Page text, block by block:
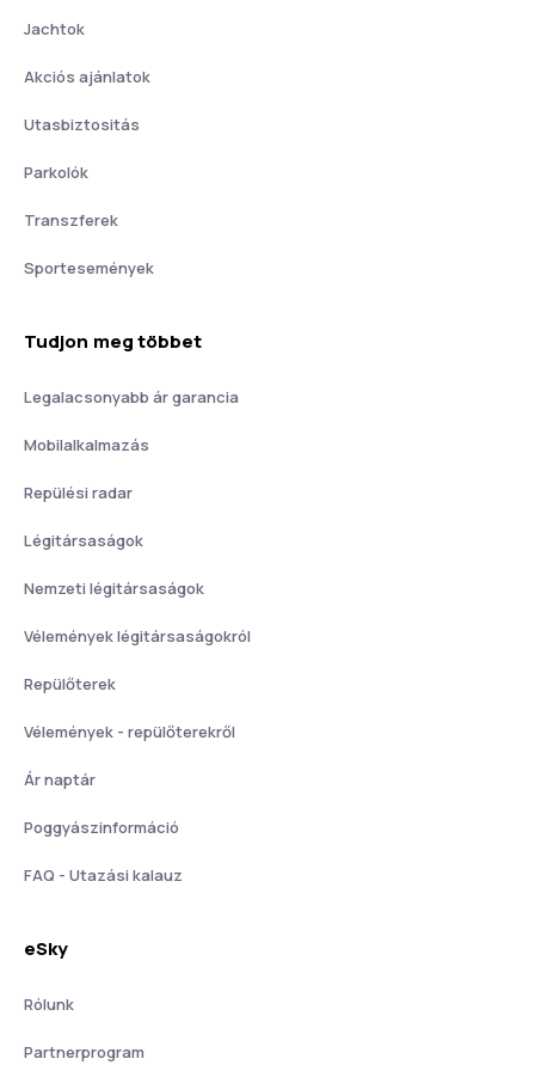
Jachtok
Akciós ajánlatok
Utasbiztositás
Parkolók
Transzferek
Sportesemények
Tudjon meg többet
Legalacsonyabb ár garancia
Mobilalkalmazás
Repülési radar
Légitársaságok
Nemzeti légitársaságok
Vélemények légitársaságokról
Repülőterek
Vélemények - repülőterekről
Ár naptár
Poggyászinformáció
FAQ - Utazási kalauz
eSky
Rólunk
Partnerprogram